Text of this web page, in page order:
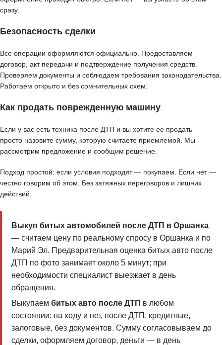
сразу.
Безопасность сделки
Все операции оформляются официально. Предоставляем
договор, акт передачи и подтверждение получения средств.
Проверяем документы и соблюдаем требования законодательства.
Работаем открыто и без сомнительных схем.
Как продать поврежденную машину
Если у вас есть техника после ДТП и вы хотите ее продать —
просто назовите сумму, которую считаете приемлемой. Мы
рассмотрим предложение и сообщим решение.
Подход простой: если условия подходят — покупаем. Если нет —
честно говорим об этом. Без затяжных переговоров и лишних
действий.
Выкуп битых автомобилей после ДТП в Оршанка
— считаем цену по реальному спросу в Оршанка и по
Марий Эл. Предварительная оценка битых авто после
ДТП по фото занимает около 5 минут; при
необходимости специалист выезжает в день
обращения.
Выкупаем битых авто после ДТП в любом
состоянии: на ходу и нет, после ДТП, кредитные,
залоговые, без документов. Сумму согласовываем до
сделки, оформляем договор, деньги — в день